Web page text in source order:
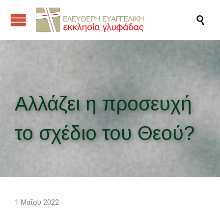

Αλλάζει η προσευχή
το σχέδιο του Θεού?
1 Μαΐου 2022